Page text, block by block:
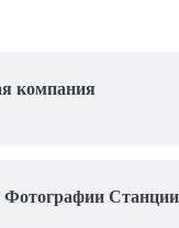
компания
Фотографии Станции